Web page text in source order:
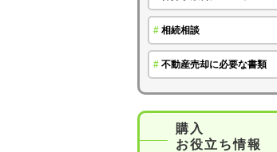
# 相続相談
# 不動産売却に必要な書類
購入
お役立ち情報